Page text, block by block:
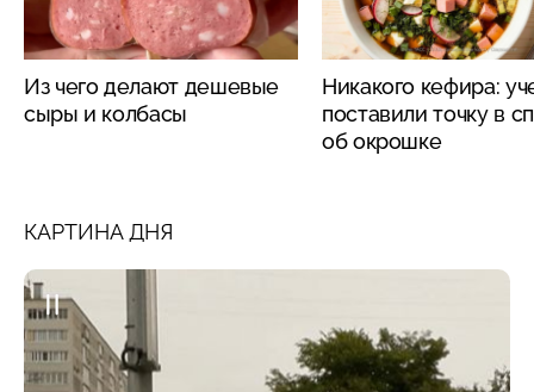
Из чего делают дешевые
сыры и колбасы
Никакого кефира:
поставили точку в
об окрошке
КАРТИНА ДНЯ